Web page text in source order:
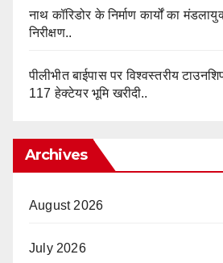
नाथ कॉरिडोर के निर्माण कार्यों का
निरीक्षण..
पीलीभीत बाईपास पर विश्वस्तरीय
117 हेक्टेयर भूमि खरीदी..
Archives
August 2026
July 2026